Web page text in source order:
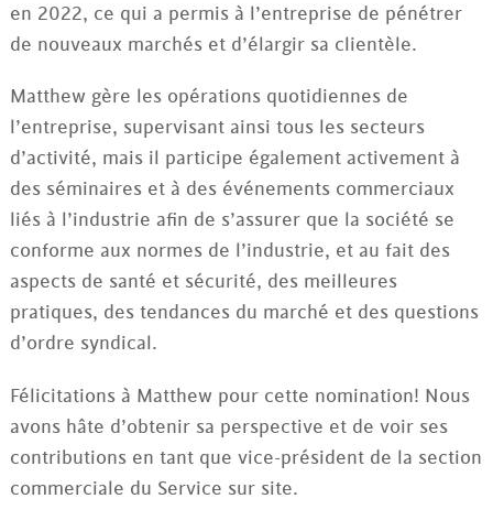
en 2022, ce qui a permis à l’entreprise de pénétrer
de nouveaux marchés et d’élargir sa clientèle.
Matthew gère les opérations quotidiennes de
l’entreprise, supervisant ainsi tous les secteurs
d’activité, mais il participe également activement à
des séminaires et à des événements commerciaux
liés à l’industrie afin de s’assurer que la société se
conforme aux normes de l’industrie, et au fait des
aspects de santé et sécurité, des meilleures
pratiques, des tendances du marché et des questions
d’ordre syndical.
Félicitations à Matthew pour cette nomination! Nous
avons hâte d’obtenir sa perspective et de voir ses
contributions en tant que vice-président de la section
commerciale du Service sur site.